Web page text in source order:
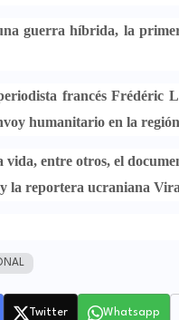
guerra híbrida, la
francés Frédéric
humanitario en la
entre otros, el
la reportera ucraniana
Twitter Whatsapp